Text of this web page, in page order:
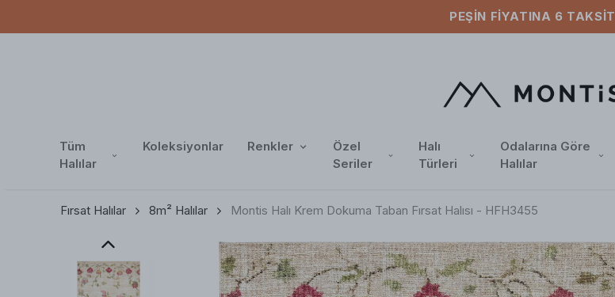
PEŞIN FIYATINA 6 TAKSIT
Tüm
Halılar
Koleksiyonlar Renkler
Özel
Seriler
Halı
Türleri
Odalarına Göre
Halılar
Fırsat Halılar 8m² Halılar Montis Halı Krem Dokuma Taban Fırsat Halısı - HFH3455